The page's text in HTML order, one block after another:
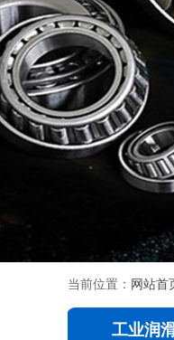
当前位置： 网站首
工业润